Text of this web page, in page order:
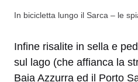
In bicicletta lungo il Sarca – le
Infine risalite in sella e
sul lago (che affianca la
Baia Azzurra ed il Porto